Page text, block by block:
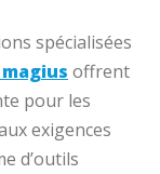
spécialisées
offrent
pour les
exigences
d’outils